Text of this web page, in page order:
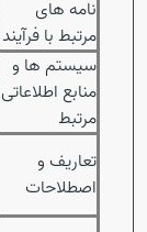
Open
Open
نامه های
مرتبط با فرآیند
سیستم ها و
منابع اطلاعاتی
مرتبط
تعاریف و
اصطلاحات